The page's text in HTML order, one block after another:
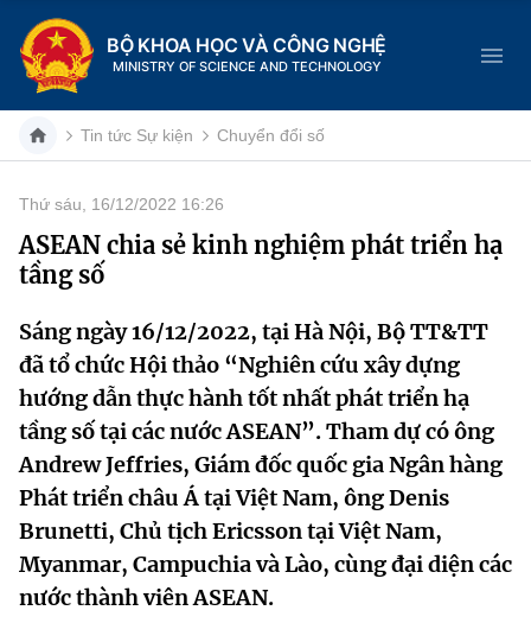
BỘ KHOA HỌC VÀ CÔNG NGHỆ
MINISTRY OF SCIENCE AND TECHNOLOGY
Danh mục
Trang chủ
Giới thiệu
Chức năng nhiệm vụ
Cơ cấu tổ chức
Lịch sử phát triển
Sở Khoa học và Công nghệ
Tin tức sự kiện
Khoa học và Công nghệ
Đổi mới sáng tạo
Chuyển đổi số
Dịch vụ công
Hệ thống văn bản
Văn bản QPPL
MST IOFFICE
THỐNG KÊ
Tin tức Sự kiện Chuyển đổi số
Thứ sáu, 16/12/2022 16:26
ASEAN chia sẻ kinh nghiệm phát triển hạ
tầng số
Sáng ngày 16/12/2022, tại Hà Nội, Bộ TT&TT
đã tổ chức Hội thảo “Nghiên cứu xây dựng
hướng dẫn thực hành tốt nhất phát triển hạ
tầng số tại các nước ASEAN”. Tham dự có ông
Andrew Jeffries, Giám đốc quốc gia Ngân hàng
Phát triển châu Á tại Việt Nam, ông Denis
Brunetti, Chủ tịch Ericsson tại Việt Nam,
Myanmar, Campuchia và Lào, cùng đại diện các
nước thành viên ASEAN.